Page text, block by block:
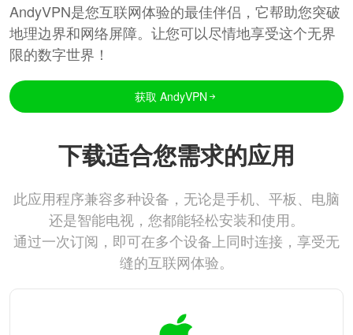
AndyVPN是您互联网体验的最佳伴侣，它帮助您突破
地理边界和网络屏障。让您可以尽情地享受这个无界
限的数字世界！
获取 AndyVPN
下载适合您需求的应用
此应用程序兼容多种设备，无论是手机、平板、电脑
还是智能电视，您都能轻松安装和使用。
通过一次订阅，即可在多个设备上同时连接，享受无
缝的互联网体验。